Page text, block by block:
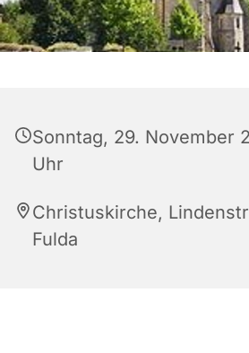
Sonntag, 29. November
Uhr
Christuskirche,
Fulda